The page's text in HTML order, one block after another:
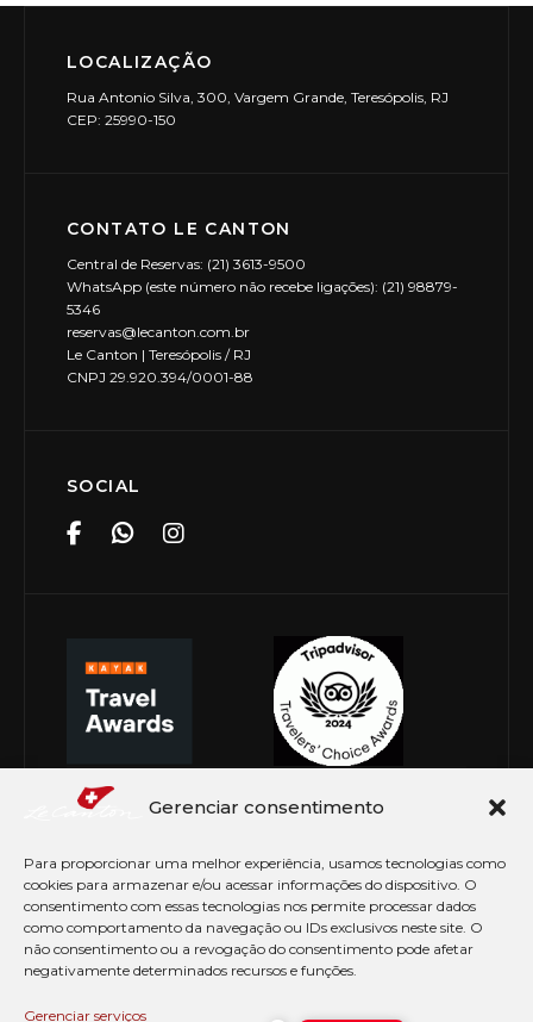
Gerenciar consentimento
Para proporcionar uma melhor experiência, usamos tecnologias como
cookies para armazenar e/ou acessar informações do dispositivo. O
consentimento com essas tecnologias nos permite processar dados
como comportamento da navegação ou IDs exclusivos neste site. O
não consentimento ou a revogação do consentimento pode afetar
negativamente determinados recursos e funções.
Gerenciar serviços
LOCALIZAÇÃO
Rua Antonio Silva, 300, Vargem Grande, Teresópolis, RJ
CEP: 25990-150
CONTATO LE CANTON
Central de Reservas: (21) 3613-9500
WhatsApp (este número não recebe ligações): (21) 98879-
5346
reservas@lecanton.com.br
Le Canton | Teresópolis / RJ
CNPJ 29.920.394/0001-88
SOCIAL
© Copyright 2026 Le Canton. Todos os direitos